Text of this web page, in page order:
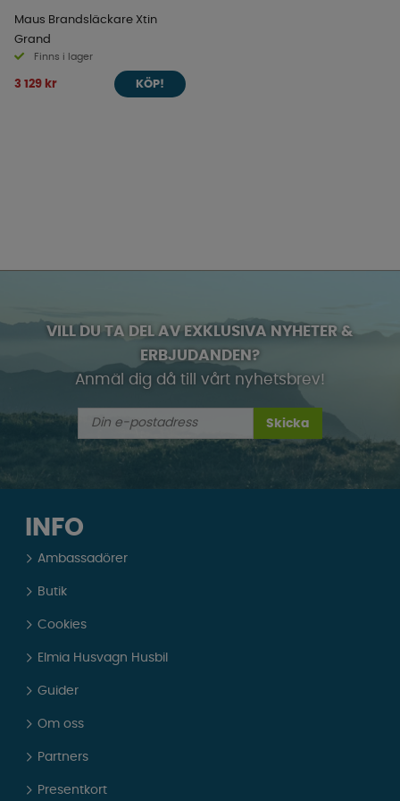
Maus Brandsläckare Xtin
Grand
Finns i lager
3 129 kr KÖP!
VILL DU TA DEL AV EXKLUSIVA NYHETER &
ERBJUDANDEN?
Anmäl dig då till vårt nyhetsbrev!
Skicka
INFO
Ambassadörer
Butik
Cookies
Elmia Husvagn Husbil
Guider
Om oss
Partners
Presentkort